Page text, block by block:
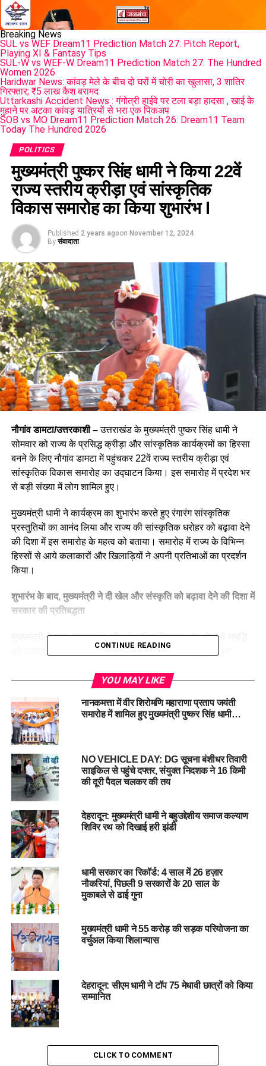
Breaking News
SUL vs WEF Dream11 Prediction Match 27: Pitch Report,
Playing XI & Fantasy Tips
SUL-W vs WEF-W Dream11 Prediction Match 27: The Hundred
Women 2026
Haridwar News: कांवड़ मेले के बीच दो घरों में चोरी का खुलासा, 3 शातिर
गिरफ्तार; ₹5 लाख कैश बरामद
Uttarkashi Accident News : गंगोत्री हाईवे पर टला बड़ा हादसा , खाई के
मुहाने पर अटका कांवड़ यात्रियों से भरा एक पिकअप
SOB vs MO Dream11 Prediction Match 26: Dream11 Team
Today The Hundred 2026
POLITICS
मुख्यमंत्री पुष्कर सिंह धामी ने किया 22वें
राज्य स्तरीय क्रीड़ा एवं सांस्कृतिक
विकास समारोह का किया शुभारंभ l
Published 2 years agoon November 12, 2024
By संवादाता
नौगांव डामटा/उत्तरकाशी –उत्तराखंड के मुख्यमंत्री पुष्कर सिंह धामी ने
सोमवार को राज्य के प्रसिद्ध क्रीड़ा और सांस्कृतिक कार्यक्रमों का हिस्सा
बनने के लिए नौगांव डामटा में पहुंचकर 22वें राज्य स्तरीय क्रीड़ा एवं
सांस्कृतिक विकास समारोह का उद्घाटन किया। इस समारोह में प्रदेश भर
से बड़ी संख्या में लोग शामिल हुए।
मुख्यमंत्री धामी ने कार्यक्रम का शुभारंभ करते हुए रंगारंग सांस्कृतिक
प्रस्तुतियों का आनंद लिया और राज्य की सांस्कृतिक धरोहर को बढ़ावा देने
की दिशा में इस समारोह के महत्व को बताया। समारोह में राज्य के विभिन्न
हिस्सों से आये कलाकारों और खिलाड़ियों ने अपनी प्रतिभाओं का प्रदर्शन
किया।
शुभारंभ के बाद, मुख्यमंत्री ने दी खेल और संस्कृति को बढ़ावा देने की दिशा में
सरकार की प्रतिबद्धता
मुख्यमंत्री ने कहा, “उत्तराखंड की सांस्कृतिक विरासत और खेलों में समृद्धि
को सशक्त बनाने के लिए राज्य सरकार पूरी तरह से प्रतिबद्ध है। इस
गतिविधियों के प्रति जागरूक करने के साथ-साथ उन्हें मंच देने का प्रयास
समारोह में लोकनृत्य, संगीत, और पारंपरिक खेलों के अलावा आधुनिक खेलों
का भी आयोजन किया गया। इस दौरान मुख्यमंत्री ने आयोजकों की सराहना
के क्षेत्र में और अधिक प्रगति की दिशा में अहम भूमिका निभाते हैं।
खेलों में भाग लेने वाले खिलाड़ियों को मिलेगा प्रोत्साहन
मुख्यमंत्री ने खिलाड़ियों को प्रोत्साहित करते हुए कहा कि राज्य सरकार
युवाओं को खेलों में उत्कृष्टता हासिल करने के लिए हर संभव सहायता प्रदान
करेगी। उन्होंने कहा कि आने वाले दिनों में राज्य में और अधिक खेल सुविधाएं
और प्रशिक्षण केंद्र स्थापित किए जाएंगे।
समारोह में भारी संख्या में स्थानीय लोग भी उपस्थित थे और उन्होंने
कार्यक्रम में हिस्सा लेकर इसका भरपूर आनंद लिया। कार्यक्रम तीन दिनों
तक जारी रहेगा, जिसमें सांस्कृतिक कार्यक्रमों के साथ विभिन्न खेल
प्रतियोगिताओं का आयोजन भी किया जाएगा।
ChiefMinisterPushkarSinghDhami,
StateLevelCeremony, # YouthEmpowerment
CONTINUE READING
YOU MAY LIKE
नानकमत्ता में वीर शिरोमणि महाराणा प्रताप जयंती
समारोह में शामिल हुए मुख्यमंत्री पुष्कर सिंह धामी…
NO VEHICLE DAY: DG सूचना बंशीधर तिवारी
साइकिल से पहुंचे दफ्तर, संयुक्त निदशक ने 16 किमी
की दूरी पैदल चलकर की तय
देहरादून: मुख्यमंत्री धामी ने बहुउद्देशीय समाज कल्याण
शिविर रथ को दिखाई हरी झंडी
धामी सरकार का रिकॉर्ड: 4 साल में 26 हज़ार
नौकरियां, पिछली 9 सरकारों के 20 साल के
मुकाबले से ढाई गुना
मुख्यमंत्री धामी ने 55 करोड़ की सड़क परियोजना का
वर्चुअल किया शिलान्यास
देहरादून: सीएम धामी ने टॉप 75 मेधावी छात्रों को किया
सम्मानित
CLICK TO COMMENT